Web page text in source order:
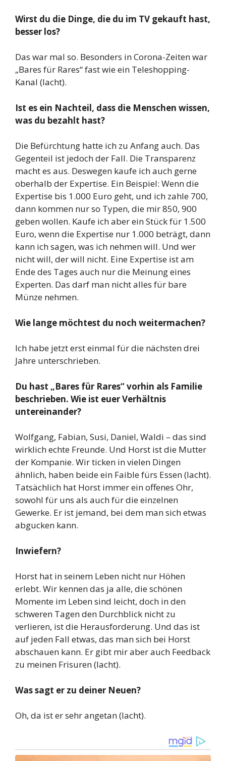
Wirst du die Dinge, die du im TV gekauft hast,
besser los?
Das war mal so. Besonders in Corona-Zeiten war
„Bares für Rares“ fast wie ein Teleshopping-
Kanal (lacht).
Ist es ein Nachteil, dass die Menschen wissen,
was du bezahlt hast?
Die Befürchtung hatte ich zu Anfang auch. Das
Gegenteil ist jedoch der Fall. Die Transparenz
macht es aus. Deswegen kaufe ich auch gerne
oberhalb der Expertise. Ein Beispiel: Wenn die
Expertise bis 1.000 Euro geht, und ich zahle 700,
dann kommen nur so Typen, die mir 850, 900
geben wollen. Kaufe ich aber ein Stück für 1.500
Euro, wenn die Expertise nur 1.000 beträgt, dann
kann ich sagen, was ich nehmen will. Und wer
nicht will, der will nicht. Eine Expertise ist am
Ende des Tages auch nur die Meinung eines
Experten. Das darf man nicht alles für bare
Münze nehmen.
Wie lange möchtest du noch weitermachen?
Ich habe jetzt erst einmal für die nächsten drei
Jahre unterschrieben.
Du hast „Bares für Rares“ vorhin als Familie
beschrieben. Wie ist euer Verhältnis
untereinander?
Wolfgang, Fabian, Susi, Daniel, Waldi – das sind
wirklich echte Freunde. Und Horst ist die Mutter
der Kompanie. Wir ticken in vielen Dingen
ähnlich, haben beide ein Faible fürs Essen (lacht).
Tatsächlich hat Horst immer ein offenes Ohr,
sowohl für uns als auch für die einzelnen
Gewerke. Er ist jemand, bei dem man sich etwas
abgucken kann.
Inwiefern?
Horst hat in seinem Leben nicht nur Höhen
erlebt. Wir kennen das ja alle, die schönen
Momente im Leben sind leicht, doch in den
schweren Tagen den Durchblick nicht zu
verlieren, ist die Herausforderung. Und das ist
auf jeden Fall etwas, das man sich bei Horst
abschauen kann. Er gibt mir aber auch Feedback
zu meinen Frisuren (lacht).
Was sagt er zu deiner Neuen?
Oh, da ist er sehr angetan (lacht).